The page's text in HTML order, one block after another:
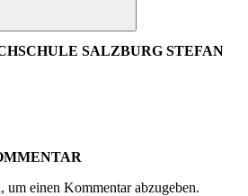
SALZBURG STEFAN
um einen Kommentar abzugeben.